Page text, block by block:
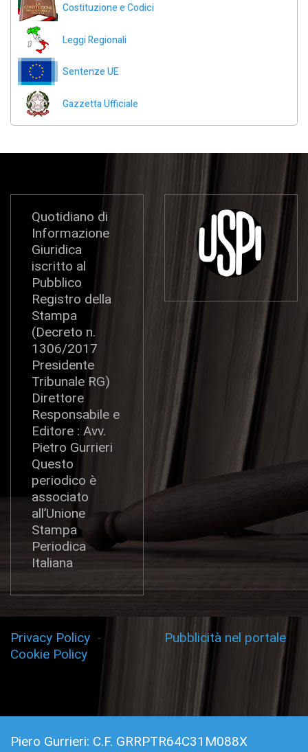
Costituzione e Codici
Leggi Regionali
Sentenze UE
Gazzetta Ufficiale
Quotidiano di
Informazione
Giuridica
iscritto al
Pubblico
Registro della
Stampa
(Decreto n.
1306/2017
Presidente
Tribunale RG)
Direttore
Responsabile e
Editore : Avv.
Pietro Gurrieri
Questo
periodico è
associato
all’Unione
Stampa
Periodica
Italiana
Privacy Policy -
Cookie Policy
Pubblicità nel portale
Piero Gurrieri: C.F. GRRPTR64C31M088X